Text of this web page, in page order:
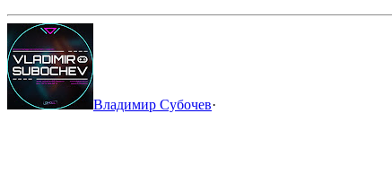
Владимир Субочев·